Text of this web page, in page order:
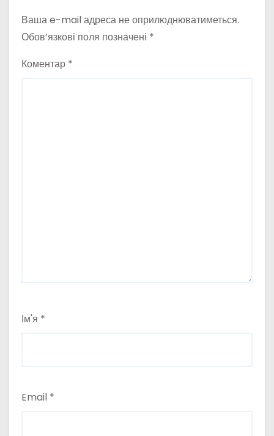
Ваша e-mail адреса не оприлюднюватиметься.
Обов’язкові поля позначені *
Коментар *
Ім'я *
Email *